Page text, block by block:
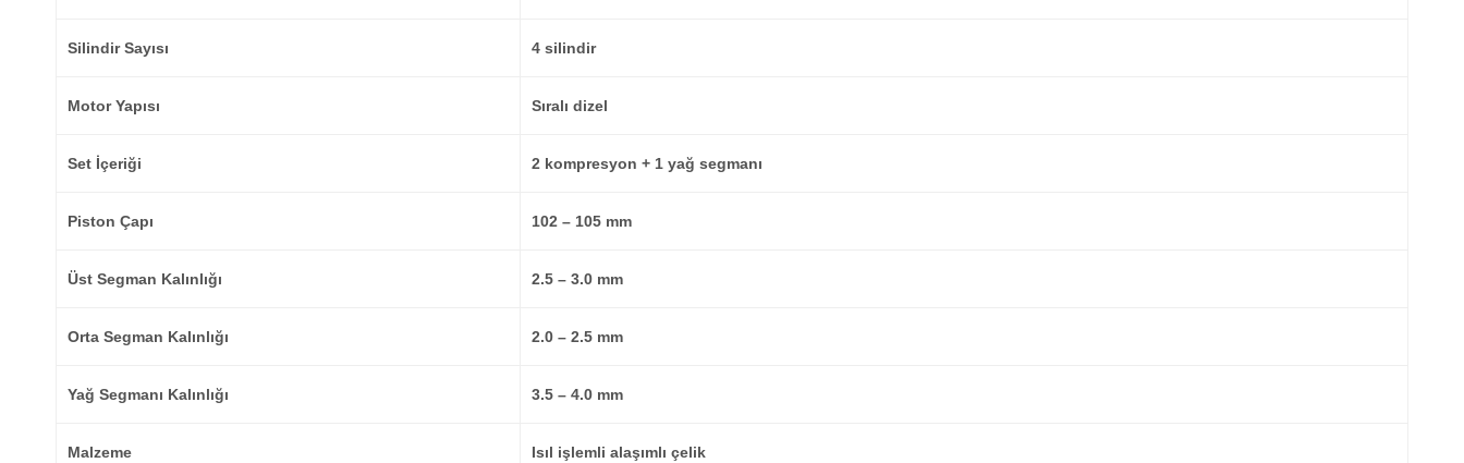
Silindir Sayısı 4 silindir
Motor Yapısı Sıralı dizel
Set İçeriği 2 kompresyon + 1 yağ segmanı
Piston Çapı 102 – 105 mm
Üst Segman Kalınlığı 2.5 – 3.0 mm
Orta Segman Kalınlığı 2.0 – 2.5 mm
Yağ Segmanı Kalınlığı 3.5 – 4.0 mm
Malzeme Isıl işlemli alaşımlı çelik